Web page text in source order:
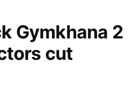
Gymkhana 2
cut